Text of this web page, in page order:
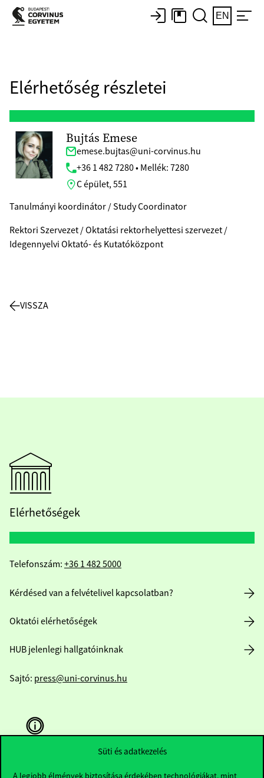
Süti és adatkezelés
A legjobb élmények biztosítása érdekében technológiákat, mint
EN
Elérhetőség részletei
Bujtás Emese
emese.bujtas@uni-corvinus.hu
+36 1 482 7280 • Mellék: 7280
C épület, 551
Tanulmányi koordinátor / Study Coordinator
Rektori Szervezet / Oktatási rektorhelyettesi szervezet /
Idegennyelvi Oktató- és Kutatóközpont
VISSZA
Elérhetőségek
Telefonszám: +36 1 482 5000
Kérdésed van a felvételivel kapcsolatban?
Oktatói elérhetőségek
HUB jelenlegi hallgatóinknak
Sajtó: press@uni-corvinus.hu
Hasznos linkek